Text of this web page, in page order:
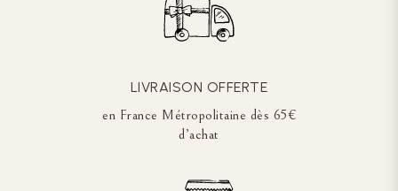
LIVRAISON OFFERTE
en France Métropolitaine dès 65€
d’achat